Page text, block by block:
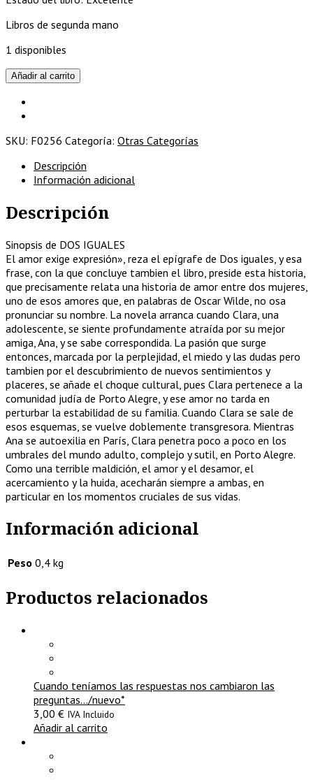
Libros de segunda mano
1 disponibles
DOS
IGUALES
cantidad
Añadir al carrito
SKU: F0256 Categoría: Otras Categorías
Descripción
Información adicional
Descripción
Sinopsis de DOS IGUALES
El amor exige expresión», reza el epígrafe de Dos iguales, y esa
frase, con la que concluye tambien el libro, preside esta historia,
que precisamente relata una historia de amor entre dos mujeres,
uno de esos amores que, en palabras de Oscar Wilde, no osa
pronunciar su nombre. La novela arranca cuando Clara, una
adolescente, se siente profundamente atraída por su mejor
amiga, Ana, y se sabe correspondida. La pasión que surge
entonces, marcada por la perplejidad, el miedo y las dudas pero
tambien por el descubrimiento de nuevos sentimientos y
placeres, se añade el choque cultural, pues Clara pertenece a la
comunidad judía de Porto Alegre, y ese amor no tarda en
perturbar la estabilidad de su familia. Cuando Clara se sale de
esos esquemas, se vuelve doblemente transgresora. Mientras
Ana se autoexilia en París, Clara penetra poco a poco en los
umbrales del mundo adulto, complejo y sutil, en Porto Alegre.
Como una terrible maldición, el amor y el desamor, el
acercamiento y la huida, acecharán siempre a ambas, en
particular en los momentos cruciales de sus vidas.
Información adicional
Peso 0,4 kg
Productos relacionados
Cuando teníamos las respuestas nos cambiaron las
preguntas…/nuevo*
3,00 € IVA Incluido
Añadir al carrito